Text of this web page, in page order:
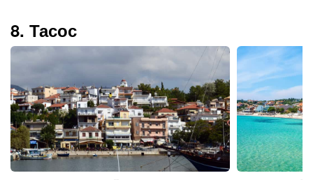
8. Тасос